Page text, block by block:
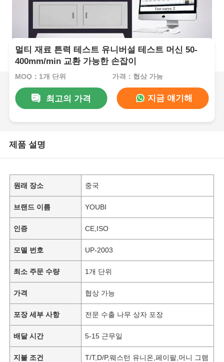
멀티 재료 튼력 테스트 유니버설 테스트 머신 50-
400mm/min 교환 가능한 손잡이
MOQ：1개 단위 가격：협상 가능
최고의 가격 지금 얘기해
제품 설명
원래 장소 중국
브랜드 이름 YOUBI
인증 CE,ISO
모델 번호 UP-2003
최소 주문 수량 1개 단위
가격 협상 가능
포장 세부 사항 전문 수출 나무 상자 포장
배달 시간 5-15 근무일
지불 조건 T/T,D/P,웨스턴 유니온,페이팔,머니 그램